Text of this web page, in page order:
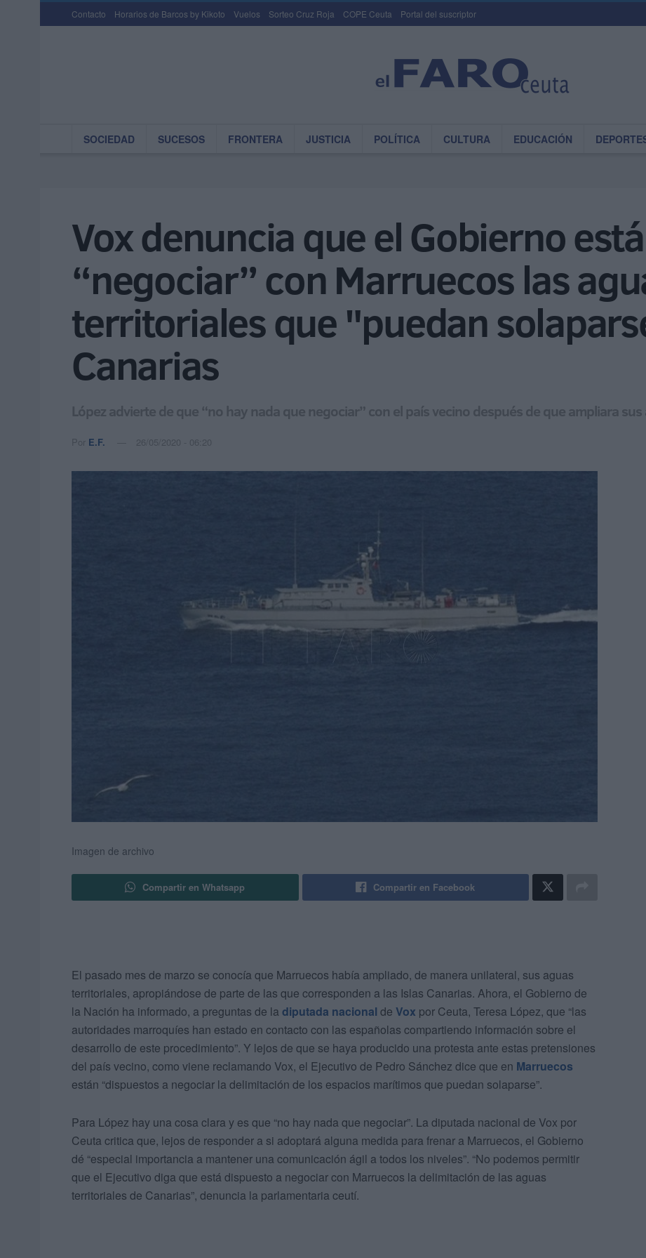
Contacto Horarios de Barcos by Kikoto Vuelos Sorteo Cruz Roja COPE Ceuta Portal del suscriptor
SOCIEDAD SUCESOS FRONTERA JUSTICIA POLÍTICA CULTURA EDUCACIÓN
Vox denuncia que el Gobierno
“negociar” con Marruecos las
territoriales que "puedan
Canarias
López advierte de que “no hay nada que negociar” con el país vecino después de que ampliara
Por E.F. 26/05/2020 - 06:20
Imagen de archivo
Compartir en Whatsapp Compartir en Facebook
El pasado mes de marzo se conocía que Marruecos había ampliado, de manera unilateral, sus aguas
territoriales, apropiándose de parte de las que corresponden a las Islas Canarias. Ahora, el Gobierno de
la Nación ha informado, a preguntas de la diputada nacional de Vox por Ceuta, Teresa López, que “las
autoridades marroquíes han estado en contacto con las españolas compartiendo información sobre el
desarrollo de este procedimiento”. Y lejos de que se haya producido una protesta ante estas pretensiones
del país vecino, como viene reclamando Vox, el Ejecutivo de Pedro Sánchez dice que en Marruecos
están “dispuestos a negociar la delimitación de los espacios marítimos que puedan solaparse”.
Para López hay una cosa clara y es que “no hay nada que negociar”. La diputada nacional de Vox por
Ceuta critica que, lejos de responder a si adoptará alguna medida para frenar a Marruecos, el Gobierno
dé “especial importancia a mantener una comunicación ágil a todos los niveles”. “No podemos permitir
que el Ejecutivo diga que está dispuesto a negociar con Marruecos la delimitación de las aguas
territoriales de Canarias”, denuncia la parlamentaria ceutí.